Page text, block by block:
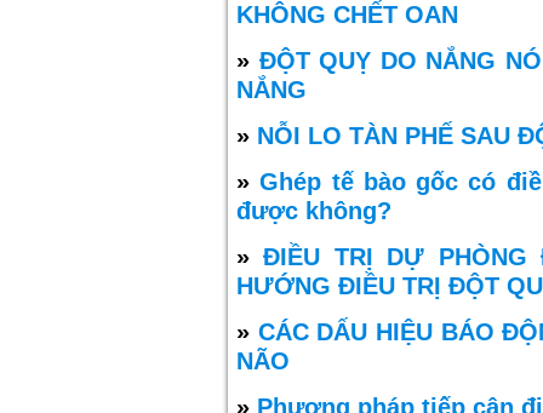
KHÔNG CHẾT OAN
» ĐỘT QUỴ DO NẮNG
NẮNG
» NỖI LO TÀN PHẾ SAU
»Ghép tế bào gốc có
được không?
»ĐIỀU TRỊ DỰ PHÒNG
HƯỚNG ĐIỀU TRỊ ĐỘT
» CÁC DẤU HIỆU BÁO
NÃO
» Phương pháp tiếp cận